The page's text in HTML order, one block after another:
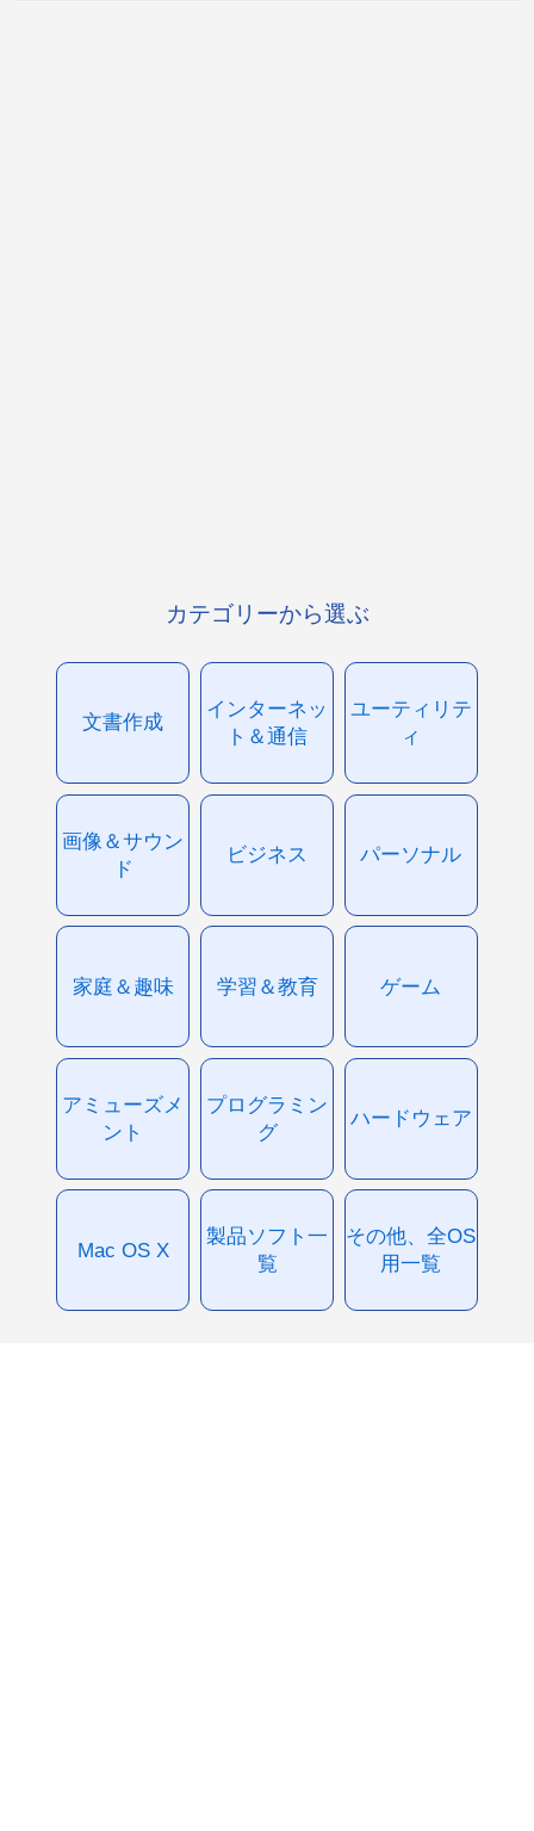
カテゴリーから選ぶ
文書作成
インターネッ
ト＆通信
ユーティリテ
ィ
画像＆サウン
ド
ビジネス パーソナル
家庭＆趣味 学習＆教育 ゲーム
アミューズメ
ント
プログラミン
グ
ハードウェア
Mac OS X
製品ソフト一
覧
その他、全OS
用一覧